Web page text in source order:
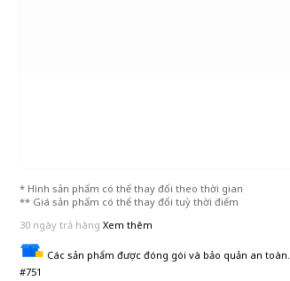
* Hình sản phẩm có thể thay đổi theo thời gian
** Giá sản phẩm có thể thay đổi tuỳ thời điểm
30 ngày trả hàng Xem thêm
Các sản phẩm được đóng gói và bảo quản an toàn.
#751